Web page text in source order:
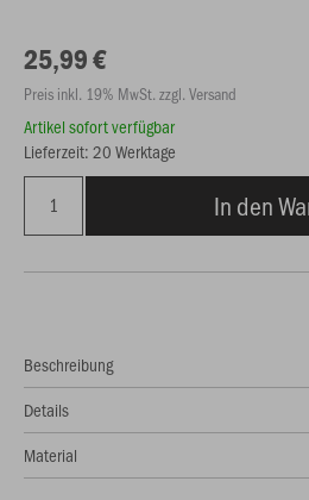
25,99 €
Preis inkl. 19% MwSt. zzgl. Versand
Artikel sofort verfügbar
Lieferzeit: 20 Werktage
In den
Beschreibung
Details
Material